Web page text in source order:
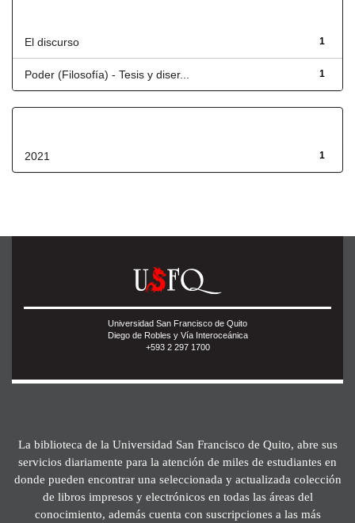
1
El discurso
1
Poder (Filosofía) - Tesis y diser...
1
2021
Universidad San Francisco de Quito
Diego de Robles y Vía Interoceánica
+593 2 297 1700
La biblioteca de la Universidad San Francisco de Quito, abre sus
servicios diariamente para la atención de miles de estudiantes en
donde pueden encontrar una seleccionada y actualizada colección
de libros impresos y electrónicos en todas las áreas del
conocimiento, además cuenta con suscripciones a las más